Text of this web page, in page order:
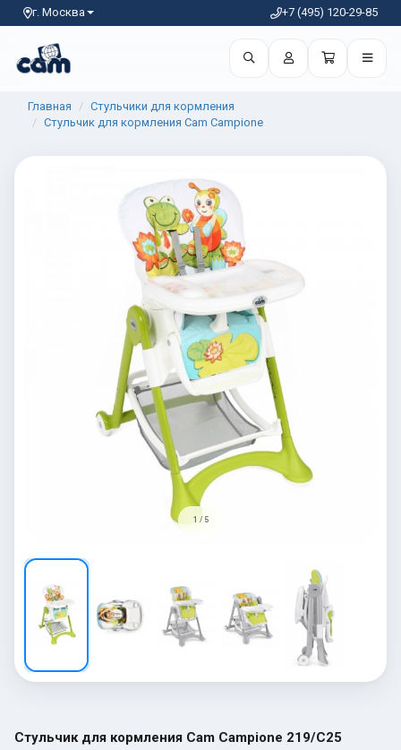
г. Москва +7 (495) 120-29-85
Главная
Стульчики для кормления
Стульчик для кормления Cam Campione
1 / 5
Стульчик для кормления Cam Campione 219/C25